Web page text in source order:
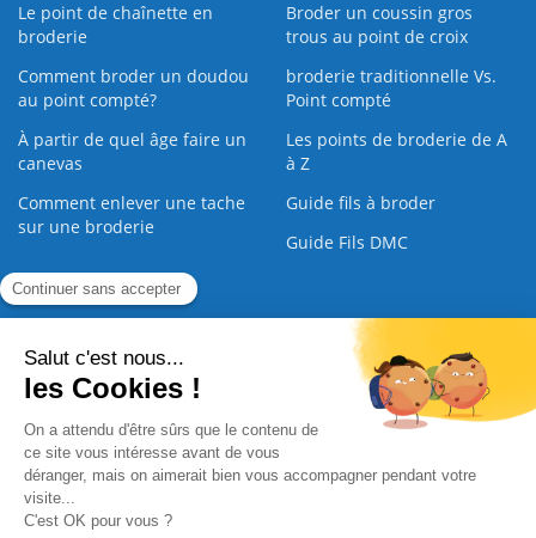
Le point de chaînette en
broderie
Broder un coussin gros
trous au point de croix
Comment broder un doudou
au point compté?
broderie traditionnelle Vs.
Point compté
À partir de quel âge faire un
canevas
Les points de broderie de A
à Z
Comment enlever une tache
sur une broderie
Guide fils à broder
Guide Fils DMC
Guide de la Broderie
Nous contacter |
Paiement sécurisé